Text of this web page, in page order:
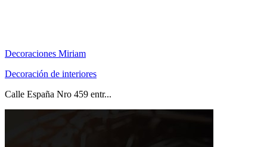
Decoraciones Miriam
Decoración de interiores
Calle España Nro 459 entr...